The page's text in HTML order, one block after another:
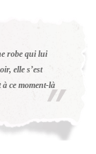
robe qui lui
elle s’est
à ce moment-là